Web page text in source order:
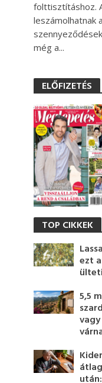
folttisztításhoz.
leszámolhatnak
még a...
ELŐFIZETÉS
TOP CIKKEK
ezt
5,5